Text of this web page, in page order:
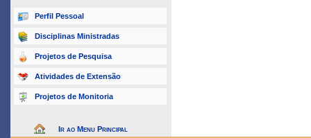
Perfil Pessoal
Disciplinas Ministradas
Projetos de Pesquisa
Atividades de Extensão
Projetos de Monitoria
Ir ao Menu Principal